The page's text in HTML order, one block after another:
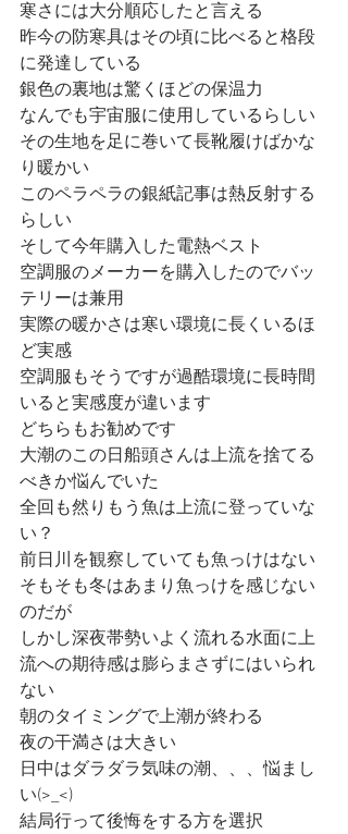
寒さには大分順応したと言える
昨今の防寒具はその頃に比べると格段
に発達している
銀色の裏地は驚くほどの保温力
なんでも宇宙服に使用しているらしい
その生地を足に巻いて長靴履けばかな
り暖かい
このペラペラの銀紙記事は熱反射する
らしい
そして今年購入した電熱ベスト
空調服のメーカーを購入したのでバッ
テリーは兼用
実際の暖かさは寒い環境に長くいるほ
ど実感
空調服もそうですが過酷環境に長時間
いると実感度が違います
どちらもお勧めです
大潮のこの日船頭さんは上流を捨てる
べきか悩んでいた
全回も然りもう魚は上流に登っていな
い？
前日川を観察していても魚っけはない
そもそも冬はあまり魚っけを感じない
のだが
しかし深夜帯勢いよく流れる水面に上
流への期待感は膨らまさずにはいられ
ない
朝のタイミングで上潮が終わる
夜の干満さは大きい
日中はダラダラ気味の潮、、、悩まし
い(>_<)
結局行って後悔をする方を選択